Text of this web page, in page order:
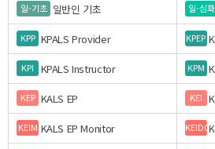
일-기초 일반인 기초 일-심화
KPP KPALS Provider KPEP
KPI KPALS Instructor KPM
KEP KALS EP KEI
KEIM KALS EP Monitor KEIDC